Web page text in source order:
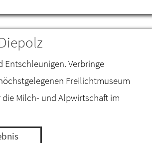
Entschleunigen. Verbringe
Freilichtmuseum
Milch- und Alpwirtschaft im